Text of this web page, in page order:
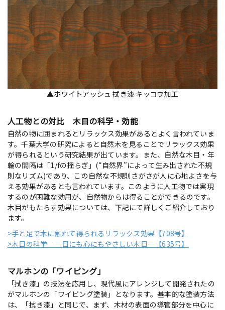
▲ホワイトアッシュ 拭き漆 キッコウ加工
人工物との対比 木目の科学・効能
自然の物に囲まれるとリラックス効果があるとよく言われていま
す。千葉大学の研究によると自然木を見ることでリラックス効果
が得られるという研究結果が出ています。また、自然な木目・年
輪の間隔は「1/fの揺らぎ」(“自然界”によって生み出された不規
則なリズム)であり、この自然な不規則さがさが人に心地よさを与
える効果があるとも言われています。このように人工物では実現
するのが困難な効用が、自然物からは得ることができるのです。
木目がもたらす効果については、下記にて詳しくご紹介しており
ます。
>手と足で木に触れて得られるリラックス効果【708号】
>木目の科学 ―目にも心にもやさしい木目―【635号】
マルホンの「ワイピング」
「拭き漆」の技法を応用し、現代風にアレンジして開発されたの
がマルホンの「ワイピング塗装」となります。基本的な塗装方法
は、「拭き漆」と同じで、まず、木材の表面の導管部分を中心に